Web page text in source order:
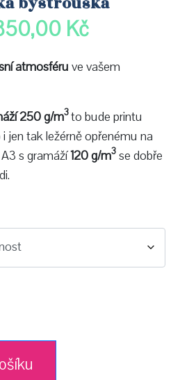
Kč
atmosféru ve vašem
250 g/m3to bude printu
jen tak ležérně opřenému na
s gramáží120 g/m3 se dobře